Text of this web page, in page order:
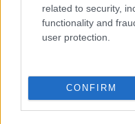
related to security,
functionality and
user protection.
CONFIRM
Egy különleges